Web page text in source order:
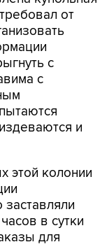
с
с
и
этой колонии
в сутки
для